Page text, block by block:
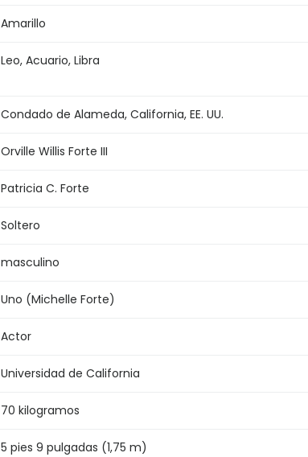
Amarillo
Leo, Acuario, Libra
Condado de Alameda, California, EE. UU.
Orville Willis Forte III
Patricia C. Forte
Soltero
masculino
Uno (Michelle Forte)
Actor
Universidad de California
70 kilogramos
5 pies 9 pulgadas (1,75 m)